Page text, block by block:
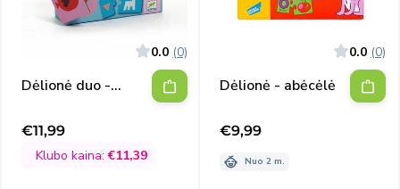
0.0 (0)
Dėlionė duo -
Išpardavimo
kaina
€11,99
Klubo kaina:€11,39
0.0 (0)
Dėlionė - abėcėlė
Įprasta
kaina
€9,99
Nuo 2 m.